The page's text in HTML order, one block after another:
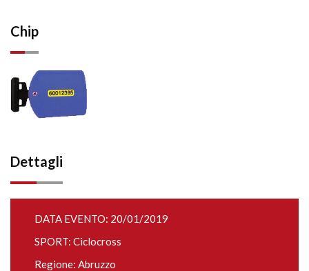
Chip
Dettagli
DATA EVENTO: 20/01/2019
SPORT: Ciclocross
Regione: Abruzzo